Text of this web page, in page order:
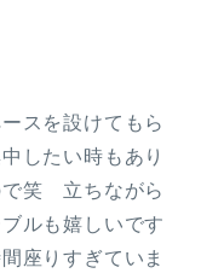
スを設けてもら
したい時もあり
で笑 立ちながら
ルも嬉しいです
座りすぎていま